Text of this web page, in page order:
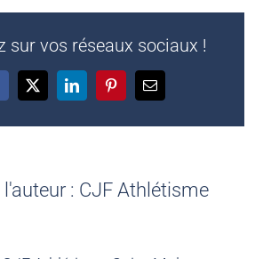
sur vos réseaux sociaux !
X LinkedInPinterestEmail
: CJF Athlétisme